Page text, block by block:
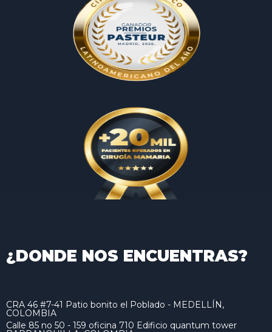
¿DONDE NOS ENCUENTRAS?
CRA 46 #7-41 Patio bonito el Poblado - MEDELLÍN,
COLOMBIA
Calle 85 no 50 - 159 oficina 710 Edificio quantum tower